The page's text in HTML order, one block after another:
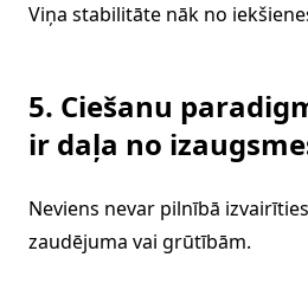
Viņa stabilitāte nāk no
5. Ciešanu
ir daļa no
Neviens nevar pilnībā
zaudējuma vai grūtībām.